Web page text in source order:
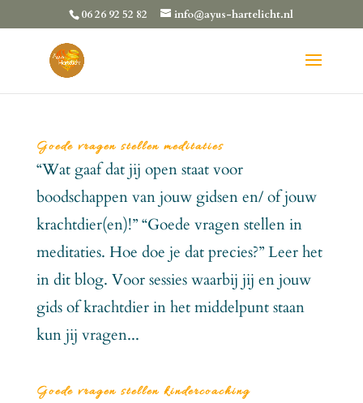
06 26 92 52 82 info@ayus-hartelicht.nl
Goede vragen stellen meditaties
“Wat gaaf dat jij open staat voor
boodschappen van jouw gidsen en/ of jouw
krachtdier(en)!” “Goede vragen stellen in
meditaties. Hoe doe je dat precies?” Leer het
in dit blog. Voor sessies waarbij jij en jouw
gids of krachtdier in het middelpunt staan
kun jij vragen...
Goede vragen stellen kindercoaching